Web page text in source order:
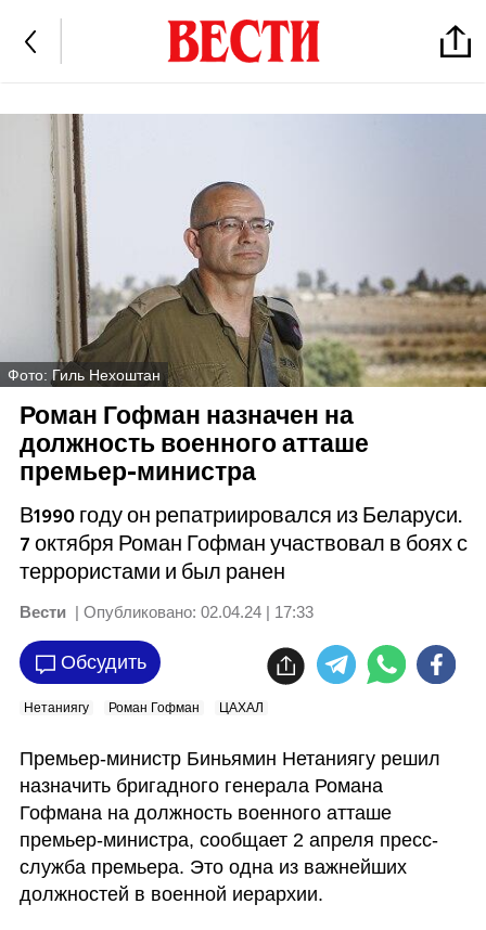
Фото: Гиль Нехоштан
Роман Гофман назначен на
должность военного атташе
премьер-министра
В1990 году он репатриировался из Беларуси.
7 октября Роман Гофман участвовал в боях с
террористами и был ранен
Вести | Опубликовано: 02.04.24 | 17:33
Обсудить
Нетаниягу Роман Гофман ЦАХАЛ
Премьер-министр Биньямин Нетаниягу решил
назначить бригадного генерала Романа
Гофмана на должность военного атташе
премьер-министра, сообщает 2 апреля пресс-
служба премьера. Это одна из важнейших
должностей в военной иерархии.